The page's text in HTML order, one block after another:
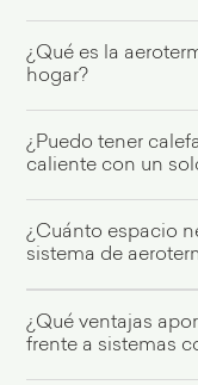
¿Qué es la
hogar?
bomba de calor
con un muy bajo
¿Puedo tener
caliente con un
invierno, frío en
¿Cuánto espacio
sistema de
instalar. Según el
¿Qué ventajas
frente a sistemas